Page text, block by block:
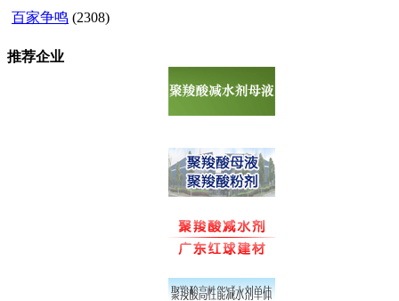
百家争鸣 (2308)
推荐企业